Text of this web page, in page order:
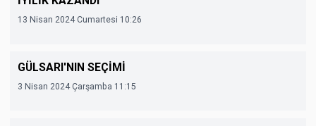
13 Nisan 2024 Cumartesi 10:26
GÜLSARI'NIN SEÇİMİ
3 Nisan 2024 Çarşamba 11:15